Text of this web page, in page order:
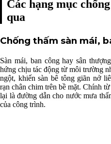
Các hạng mục
qua
Chống thấm sàn mái,
Sàn mái, ban công hay sân
hứng chịu tác động từ môi trường
ngột, khiến sàn bê tông giãn nở
rạn chân chim trên bề mặt. Chính
lại là đường dẫn cho nước mưa
của công trình.